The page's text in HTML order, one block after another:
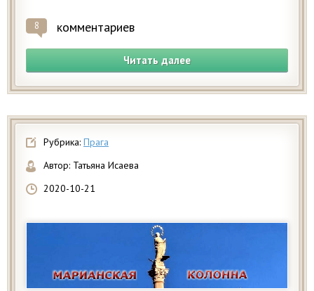
8 комментариев
Читать далее
Рубрика: Прага
Автор: Татьяна Исаева
2020-10-21